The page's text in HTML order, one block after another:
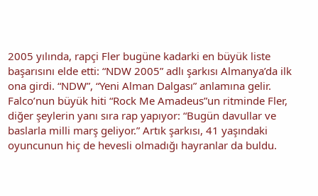
2005 yılında, rapçi Fler bugüne kadarki en büyük liste
başarısını elde etti: “NDW 2005” adlı şarkısı Almanya’da ilk
ona girdi. “NDW”, “Yeni Alman Dalgası” anlamına gelir.
Falco’nun büyük hiti “Rock Me Amadeus”un ritminde Fler,
diğer şeylerin yanı sıra rap yapıyor: “Bugün davullar ve
baslarla milli marş geliyor.” Artık şarkısı, 41 yaşındaki
oyuncunun hiç de hevesli olmadığı hayranlar da buldu.